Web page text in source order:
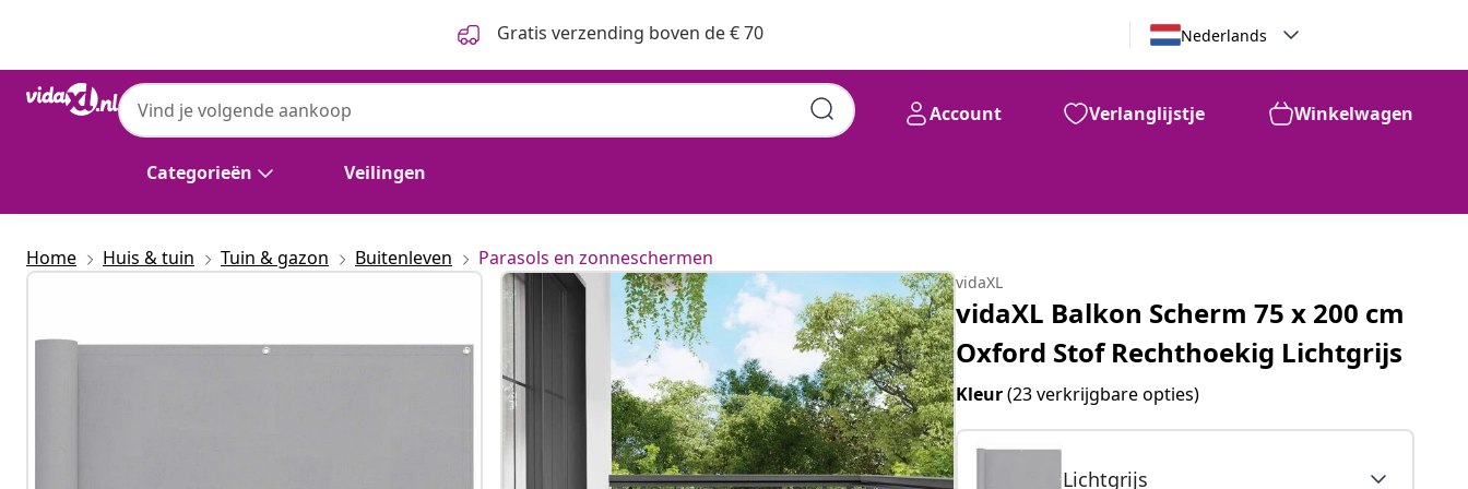
Gratis verzending boven de € 70 Nederlands
Categorieën Veilingen
Account Verlanglijstje Winkelwagen
vidaXL 20
Home Huis & tuin Tuin & gazon Buitenleven Parasols en zonneschermen
vidaXL
vidaXL Balkon Scherm 75 x 200 cm
Oxford Stof Rechthoekig Lichtgrijs
Kleur(23 verkrijgbare opties)
Lichtgrijs